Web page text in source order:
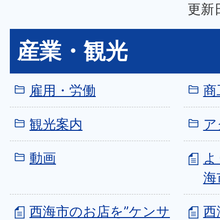
更新
産業・観光
雇用・労働 商
観光案内
動画
海
西海市のお店を”ケンサ
西